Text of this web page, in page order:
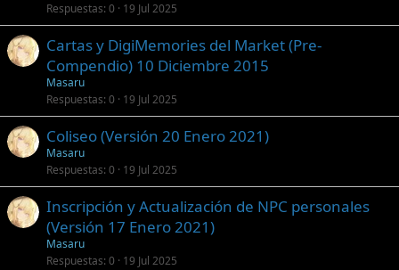
Respuestas 0 19 Jul 2025
Cartas y DigiMemories del Market (Pre-
Compendio) 10 Diciembre 2015
Masaru
Respuestas 0 19 Jul 2025
Coliseo (Versión 20 Enero 2021)
Masaru
Respuestas 0 19 Jul 2025
Inscripción y Actualización de NPC personales
(Versión 17 Enero 2021)
Masaru
Respuestas 0 19 Jul 2025